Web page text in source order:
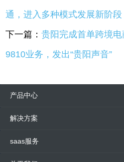
通，进入多种模式发展新阶段
下一篇：贵阳完成首单跨境
9810业务，发出“贵阳声音”
产品中心
解决方案
saas服务